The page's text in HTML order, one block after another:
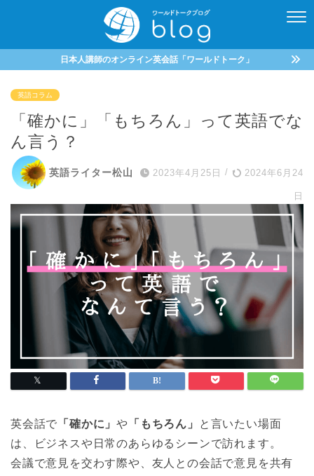
日本人講師のオンライン英会話「ワールドトーク」
英語コラム
「確かに」「もちろん」って英語でな
ん言う？
英語ライター松山 2023年4月25日 / 2024年6月24
日
英会話で 「確かに」や 「もちろん」
と言いたい場面
は、ビジネスや日常のあらゆるシーンで訪れます。
会議で意見を交わす際や、友人との会話で意見を共有